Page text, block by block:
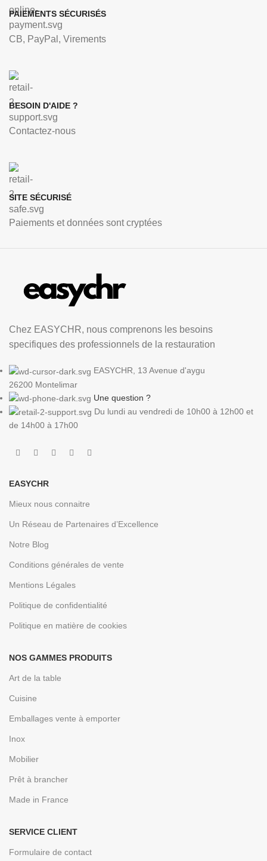
PAIEMENTS SÉCURISÉS
CB, PayPal, Virements
BESOIN D'AIDE ?
Contactez-nous
SITE SÉCURISÉ
Paiements et données sont cryptées
Chez EASYCHR, nous comprenons les besoins
specifiques des professionnels de la restauration
EASYCHR, 13 Avenue d'aygu
26200 Montelimar
Une question ?
Du lundi au vendredi de 10h00 à 12h00 et
de 14h00 à 17h00
EASYCHR
Mieux nous connaitre
Un Réseau de Partenaires d’Excellence
Notre Blog
Conditions générales de vente
Mentions Légales
Politique de confidentialité
Politique en matière de cookies
NOS GAMMES PRODUITS
Art de la table
Cuisine
Emballages vente à emporter
Inox
Mobilier
Prêt à brancher
Made in France
SERVICE CLIENT
Formulaire de contact